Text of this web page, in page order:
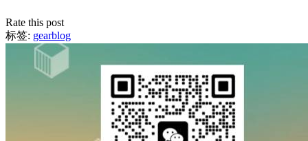
Rate this post
标签: gearblog